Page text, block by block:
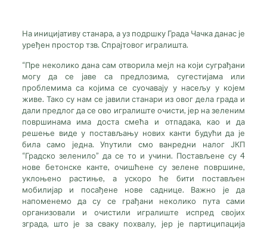
На иницијативу станара, а уз подршку Града Чачка данас је
уређен простор тзв. Спрајтовог игралишта.
“Пре неколико дана сам отворила мејл на који суграђани
могу да се јаве са предлозима, сугестијама или
проблемима са којима се суочавају у насељу у којем
живе. Тако су нам се јавили станари из овог дела града и
дали предлог да се ово игралиште очисти, јер на зеленим
површинама има доста смећа и отпадака, као и да
решење виде у постављању нових канти будући да је
била само једна. Упутили смо ванредни налог ЈКП
“Градско зеленило” да се то и учини. Постављене су 4
нове бетонске канте, очишћене су зелене површине,
уклоњено растиње, а ускоро ће бити постављен
мобилијар и посађене нове саднице. Важно је да
напоменемо да су се грађани неколико пута сами
организовали и очистили игралиште испред својих
зграда, што је за сваку похвалу, јер је партиципација